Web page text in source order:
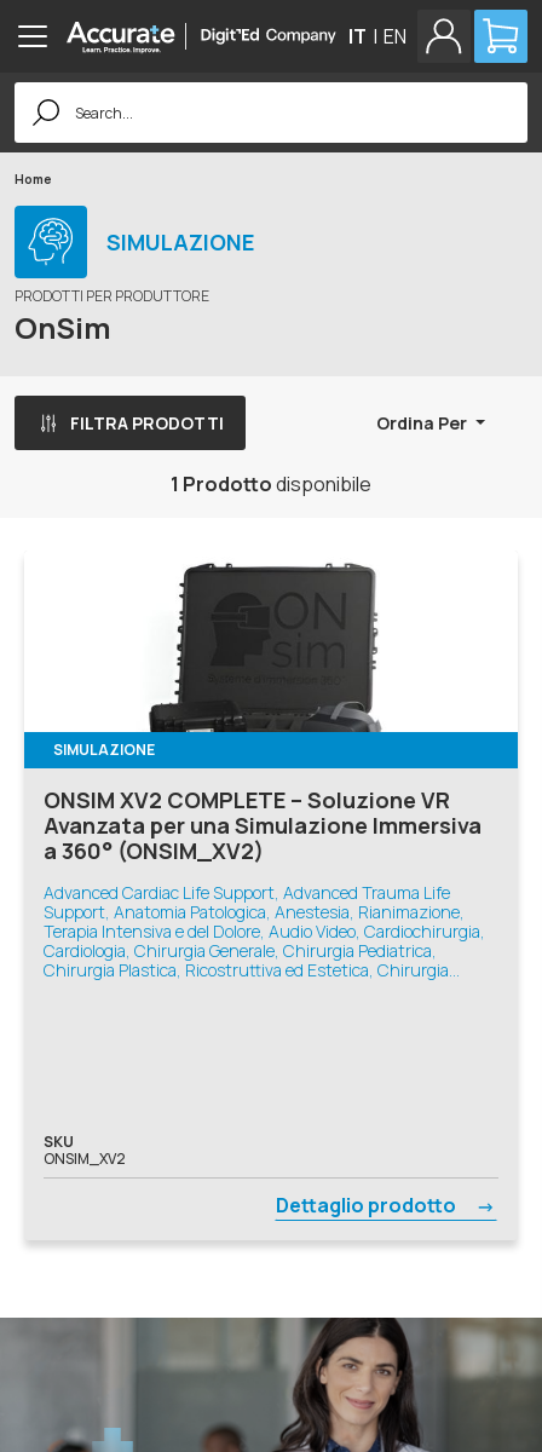
IT | EN
Search
for:
Home
SIMULAZIONE
PRODOTTI PER PRODUTTORE
OnSim
FILTRA PRODOTTI Ordina Per
1 Prodottodisponibile
SIMULAZIONE
ONSIM XV2 COMPLETE – Soluzione VR
Avanzata per una Simulazione Immersiva
a 360° (ONSIM_XV2)
Advanced Cardiac Life Support, Advanced Trauma Life
Support, Anatomia Patologica, Anestesia, Rianimazione,
Terapia Intensiva e del Dolore, Audio Video, Cardiochirurgia,
Cardiologia, Chirurgia Generale, Chirurgia Pediatrica,
Chirurgia Plastica, Ricostruttiva ed Estetica, Chirurgia
SKU
ONSIM_XV2
Dettaglio prodotto